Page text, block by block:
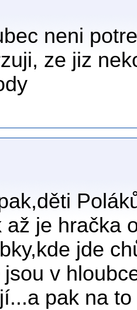
neni
ze jiz
až je hračka
jde
jsou v
pak na